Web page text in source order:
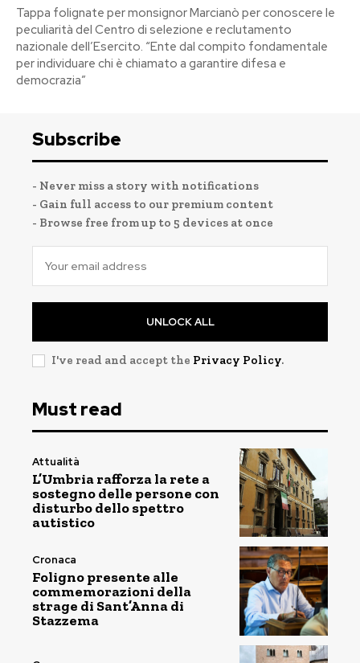
Tappa folignate per monsignor Marcianò per conoscere le
peculiarità del Centro di selezione e reclutamento
nazionale dell’Esercito. “Ente dal compito fondamentale
per individuare chi è chiamato a garantire difesa e
democrazia”
Subscribe
- Never miss a story with notifications
- Gain full access to our premium content
- Browse free from up to 5 devices at once
UNLOCK ALL
I've read and accept the Privacy Policy.
Must read
Attualità
L’Umbria rafforza la rete a
sostegno delle persone con
disturbo dello spettro
autistico
Cronaca
Foligno presente alle
commemorazioni della
strage di Sant’Anna di
Stazzema